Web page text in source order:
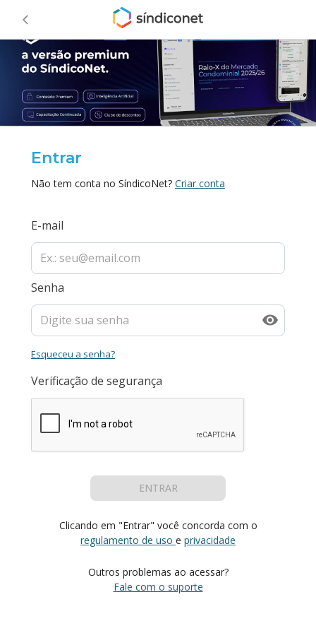
Entrar
Não tem conta no SíndicoNet? Criar conta
E-mail
Senha
Esqueceu a senha?
Verificação de segurança
ENTRAR
Clicando em "Entrar" você concorda com o
regulamento de uso e privacidade
Outros problemas ao acessar?
Fale com o suporte